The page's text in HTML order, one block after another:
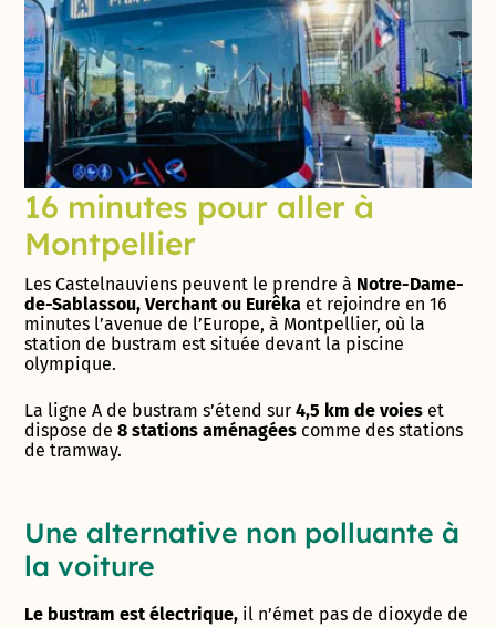
16 minutes pour aller à
Montpellier
Les Castelnauviens peuvent le prendre à Notre-Dame-
de-Sablassou, Verchant ou Eurêka et rejoindre en 16
minutes l’avenue de l’Europe, à Montpellier, où la
station de bustram est située devant la piscine
olympique.
La ligne A de bustram s’étend sur4,5 km de voies et
dispose de8 stations aménagées comme des stations
de tramway.
Une alternative non polluante à
la voiture
Le bustram est électrique, il n’émet pas de dioxyde de